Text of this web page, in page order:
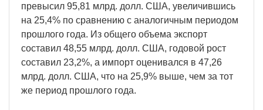
превысил 95,81 млрд. долл. США, увеличившись
на 25,4% по сравнению с аналогичным периодом
прошлого года. Из общего объема экспорт
составил 48,55 млрд. долл. США, годовой рост
составил 23,2%, а импорт оценивался в 47,26
млрд. долл. США, что на 25,9% выше, чем за тот
же период прошлого года.